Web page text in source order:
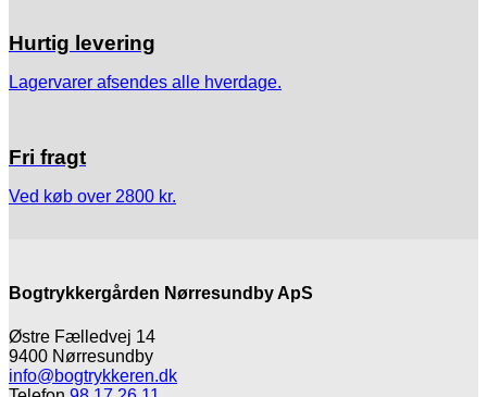
Hurtig levering
Lagervarer afsendes alle hverdage.
Fri fragt
Ved køb over 2800 kr.
Bogtrykkergården Nørresundby ApS
Østre Fælledvej 14
9400 Nørresundby
info@bogtrykkeren.dk